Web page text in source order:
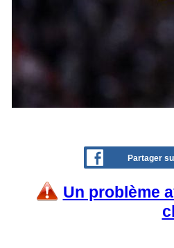
Partager
Un problème